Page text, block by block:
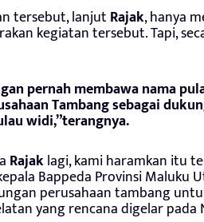
tersebut, lanjutRajak, hanya
kegiatan tersebut. Tapi,
pernah membawa nama
Tambang sebagai
widi,”terangnya.
Rajaklagi, kami haramkan itu
Bappeda Provinsi Maluku
perusahaan tambang
yang rencana digelar pada